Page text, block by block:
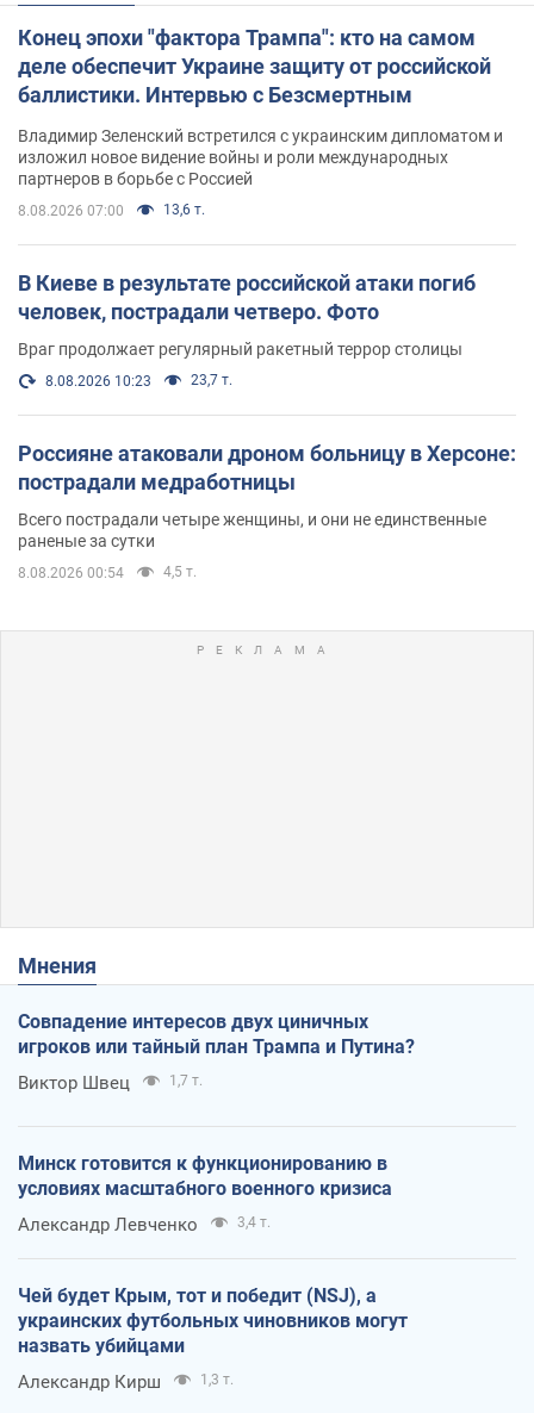
Конец эпохи "фактора Трампа": кто на самом
деле обеспечит Украине защиту от российской
баллистики. Интервью с Безсмертным
Владимир Зеленский встретился с украинским дипломатом и
изложил новое видение войны и роли международных
партнеров в борьбе с Россией
8.08.2026 07:00 13,6 т.
В Киеве в результате российской атаки погиб
человек, пострадали четверо. Фото
Враг продолжает регулярный ракетный террор столицы
8.08.2026 10:23 23,7 т.
Россияне атаковали дроном больницу в Херсоне:
пострадали медработницы
Всего пострадали четыре женщины, и они не единственные
раненые за сутки
8.08.2026 00:54 4,5 т.
Мнения
Совпадение интересов двух циничных
игроков или тайный план Трампа и Путина?
Виктор Швец 1,7 т.
Минск готовится к функционированию в
условиях масштабного военного кризиса
Александр Левченко 3,4 т.
Чей будет Крым, тот и победит (NSJ), а
украинских футбольных чиновников могут
назвать убийцами
Александр Кирш 1,3 т.